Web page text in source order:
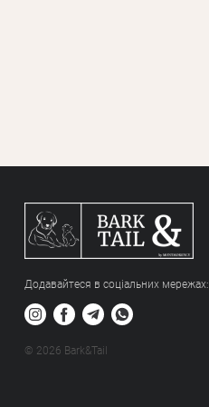
Додавайтеся в соціальних мережах:
© 2026 Bark&Tail